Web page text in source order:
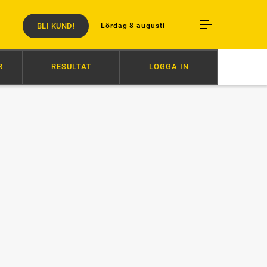
Lördag 8 augusti
BLI KUND!
FULLT FÖR IVANOV SANDRA OCH TEKLA VANN STODERBYT
RESULTAT LOGGA IN